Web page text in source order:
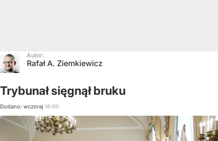
Autor:
Rafał A. Ziemkiewicz
Trybunał sięgnął bruku
Dodano: wczoraj 16:00